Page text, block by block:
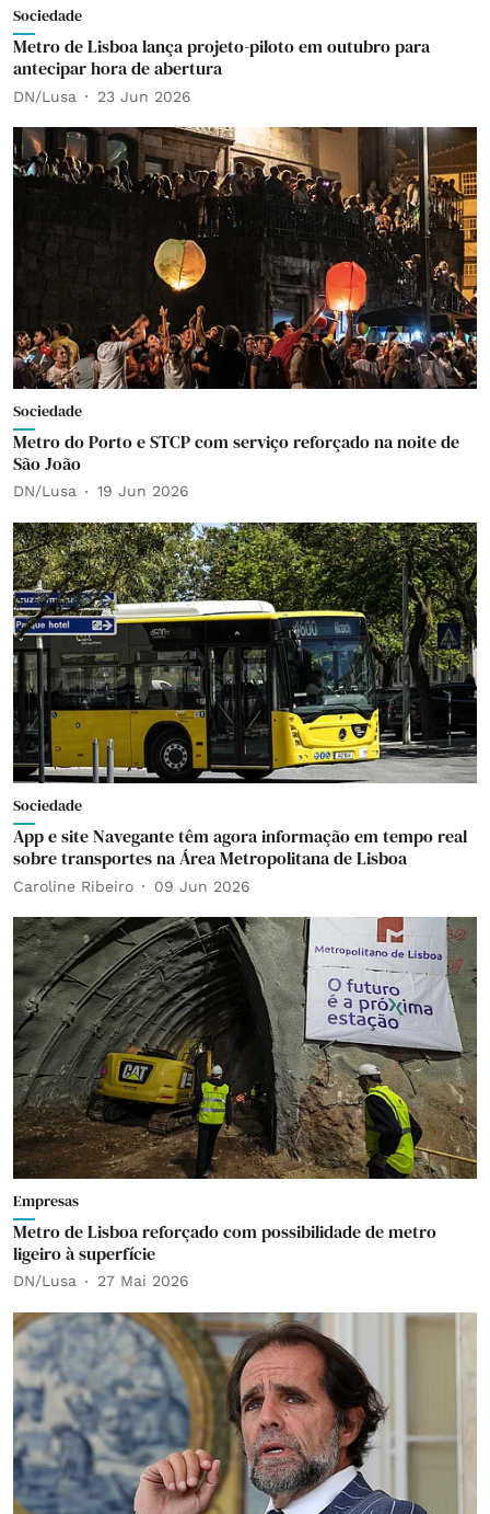
Sociedade
Metro de Lisboa lança projeto-piloto em outubro para
antecipar hora de abertura
DN/Lusa 23 Jun 2026
Sociedade
Metro do Porto e STCP com serviço reforçado na noite de
São João
DN/Lusa 19 Jun 2026
Sociedade
App e site Navegante têm agora informação em tempo real
sobre transportes na Área Metropolitana de Lisboa
Caroline Ribeiro 09 Jun 2026
Empresas
Metro de Lisboa reforçado com possibilidade de metro
ligeiro à superfície
DN/Lusa 27 Mai 2026